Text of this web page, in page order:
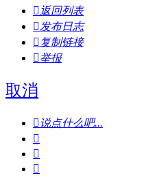
 返回列表
发布日志
 复制链接
举报
取消
说点什么吧...


